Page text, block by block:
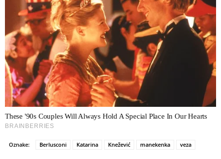
Oznake: Berlusconi Katarina Knežević manekenka veza